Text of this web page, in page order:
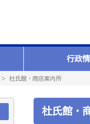
行政
＞ 杜氏館・商店案内所
杜氏館・